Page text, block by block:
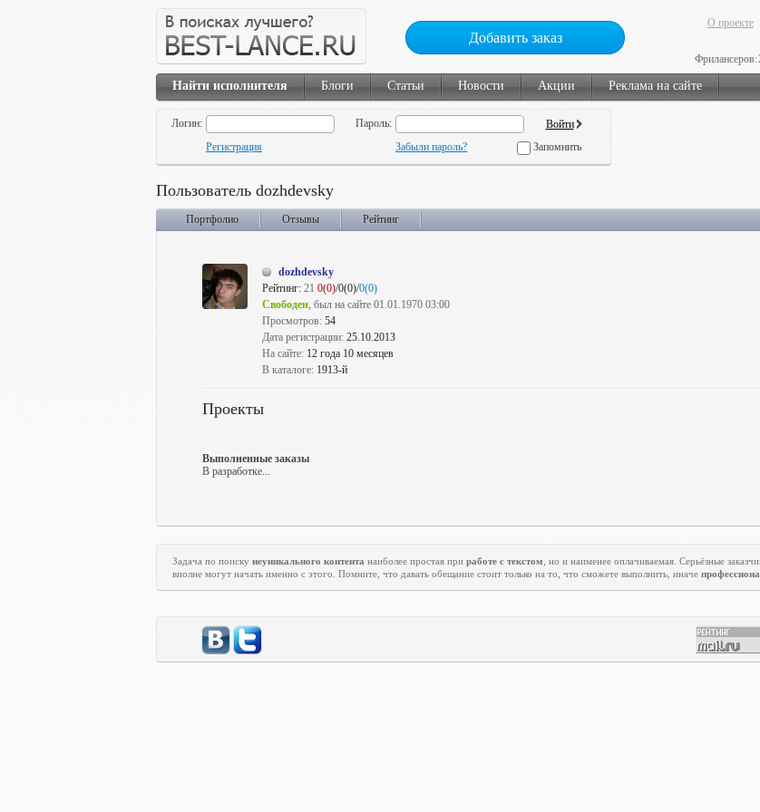
Добавить заказ
О проекте
Фрилансеров:
Найти исполнителя Блоги Статьи Новости Акции Реклама на сайте
Логин:
Пароль:
Регистрация
Забыли пароль? Запомнить
Пользователь dozhdevsky
Портфолио Отзывы Рейтинг
dozhdevsky
Рейтинг: 21 0(0)/0(0)/0(0)
Свободен, был на сайте 01.01.1970 03:00
Просмотров: 54
Дата регистрации: 25.10.2013
На сайте: 12 года 10 месяцев
В каталоге: 1913-й
Проекты
Выполненные заказы
В разработке...
Задача по поиску неуникального контента наиболее простая при работе с текстом , но и наименее оплачиваемая. Серьёзные
вполне могут начать именно с этого. Помните, что давать обещание стоит только на то, что сможете выполнить, иначе